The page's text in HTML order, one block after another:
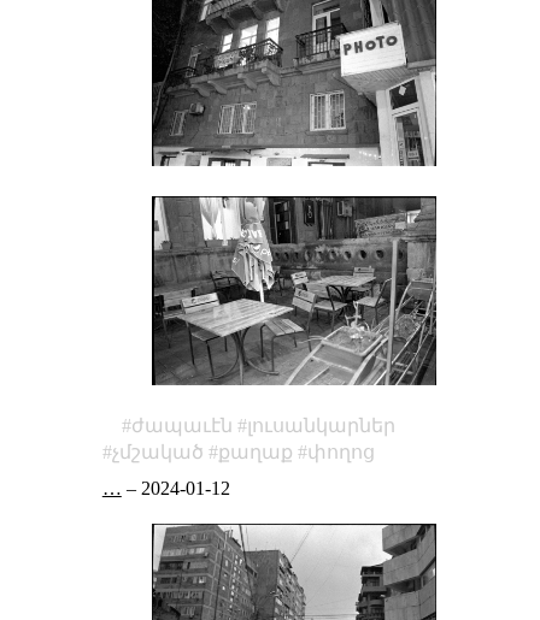
ժապաւէն
լուսանկարներ
չմշակած
քաղաք
փողոց
… – 2024-01-12